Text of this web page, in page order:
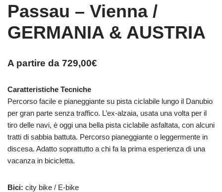
Passau – Vienna /
GERMANIA & AUSTRIA
A partire da 729,00€
Caratteristiche Tecniche
Percorso facile e pianeggiante su pista ciclabile lungo il Danubio
per gran parte senza traffico. L’ex-alzaia, usata una volta per il
tiro delle navi, è oggi una bella pista ciclabile asfaltata, con alcuni
tratti di sabbia battuta. Percorso pianeggiante o leggermente in
discesa. Adatto soprattutto a chi fa la prima esperienza di una
vacanza in bicicletta.
Bici: city bike / E-bike